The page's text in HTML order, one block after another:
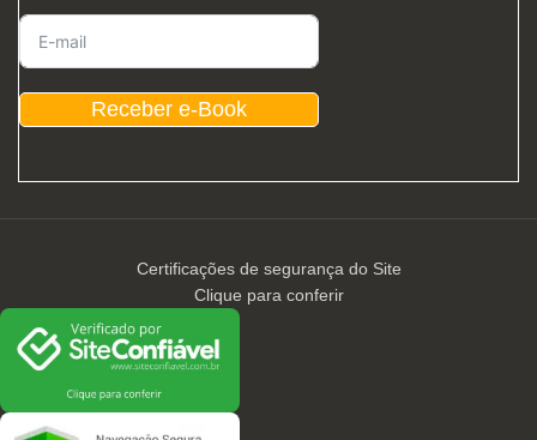
Receber e-Book
Certificações de segurança do Site
Clique para conferir